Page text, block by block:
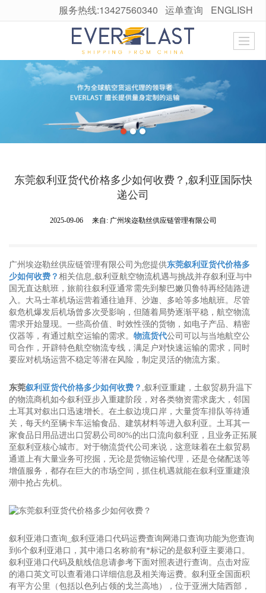
很遗憾，因您的浏览器版本过低导致无法获得最佳浏览体验，推荐下载安装谷歌浏览器！
服务热线:13427560340 运单查询 ENGLISH
东莞叙利亚货代价格多少如何收费？,叙利亚国际快
递公司
2025-09-06 来自: 广州埃迩勒丝供应链管理有限公司
广州埃迩勒丝供应链管理有限公司为您提供东莞叙利亚货代价格多
少如何收费？ 相关信息,叙利亚航空物流机遇与挑战并存叙利亚与中
国无直达航班，旅前往叙利亚通常需先到黎巴嫩贝鲁特再经陆路进
入。大马士革机场运营着通往迪拜、沙迦、多哈等多地航班。尽管
叙危机爆发后机场曾多次受影响，但随着局势逐渐平稳，航空物流
需求开始显现。一些高价值、时效性强的货物，如电子产品、精密
仪器等，有通过航空运输的需求。 物流货代公司可以与当地航空公
司合作，开辟特色航空物流专线，满足户对快速运输的需求，同时
要应对机场运营不稳定等潜在风险，制定灵活的物流方案。
东莞叙利亚货代价格多少如何收费？ ,叙利亚重建，土叙贸易升温下
的物流商机如今叙利亚步入重建阶段，对各类物资需求庞大，邻国
土耳其对叙出口迅速增长。在土叙边境口岸，大量货车排队等待通
关，每天约至辆卡车运输食品、建筑材料等进入叙利亚。土耳其一
家食品日用品进出口贸易公司80%的出口流向叙利亚，且业务正拓展
至叙利亚核心城市。对于物流货代公司来说，这意味着在土叙贸易
通道上有大量业务可挖掘，无论是货物运输代理，还是仓储配送等
增值服务，都存在巨大的市场空间，抓住机遇就能在叙利亚重建浪
潮中抢占先机。
叙利亚港口查询_叙利亚港口代码运费查询网港口查询功能为您查询
到6个叙利亚港口，其中港口名称前有*标记的是叙利亚主要港口。
叙利亚港口代码及航线信息请参考下面对照表进行查询。点击对应
的港口英文可以查看港口详细信息及相关海运费。叙利亚全国面积
有平方公里（包括以色列占领的戈兰高地），位于亚洲大陆西部，